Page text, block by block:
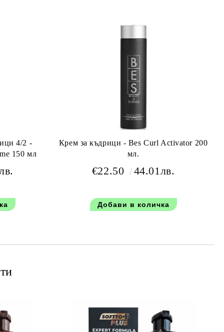
4/2 -
150 мл
Крем за къдрици - Bes Curl Activator 200
мл.
€22.50 44.01лв.